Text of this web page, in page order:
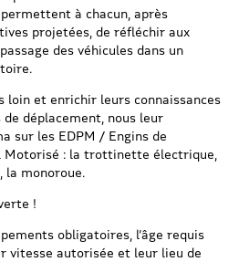
à chacun, après
projetées, de réfléchir aux
des véhicules dans un
loin et enrichir leurs connaissances
de déplacement, nous leur
sur les EDPM / Engins de
Motorisé : la trottinette électrique,
la monoroue.
!
obligatoires, l’âge requis
vitesse autorisée et leur lieu de